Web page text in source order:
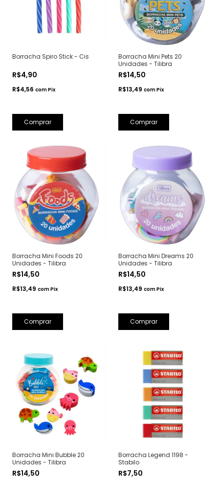
Borracha Spiro Stick - Cis
R$4,90
R$4,56 comPix
Comprar
Borracha Mini Pets 20
Unidades - Tilibra
R$14,50
R$13,49 comPix
Borracha Mini Foods 20
Unidades - Tilibra
R$14,50
R$13,49 comPix
Borracha Mini Dreams 20
Unidades - Tilibra
R$14,50
R$13,49 comPix
Borracha Mini Bubble 20
Unidades - Tilibra
R$14,50
Borracha Legend 1198 -
Stabilo
R$7,50